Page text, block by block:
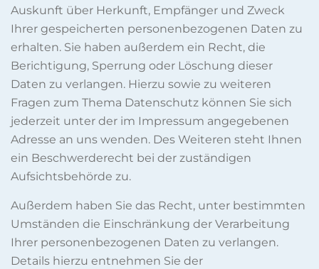
Auskunft über Herkunft, Empfänger und Zweck
Ihrer gespeicherten personenbezogenen Daten zu
erhalten. Sie haben außerdem ein Recht, die
Berichtigung, Sperrung oder Löschung dieser
Daten zu verlangen. Hierzu sowie zu weiteren
Fragen zum Thema Datenschutz können Sie sich
jederzeit unter der im Impressum angegebenen
Adresse an uns wenden. Des Weiteren steht Ihnen
ein Beschwerderecht bei der zuständigen
Aufsichtsbehörde zu.
Außerdem haben Sie das Recht, unter bestimmten
Umständen die Einschränkung der Verarbeitung
Ihrer personenbezogenen Daten zu verlangen.
Details hierzu entnehmen Sie der